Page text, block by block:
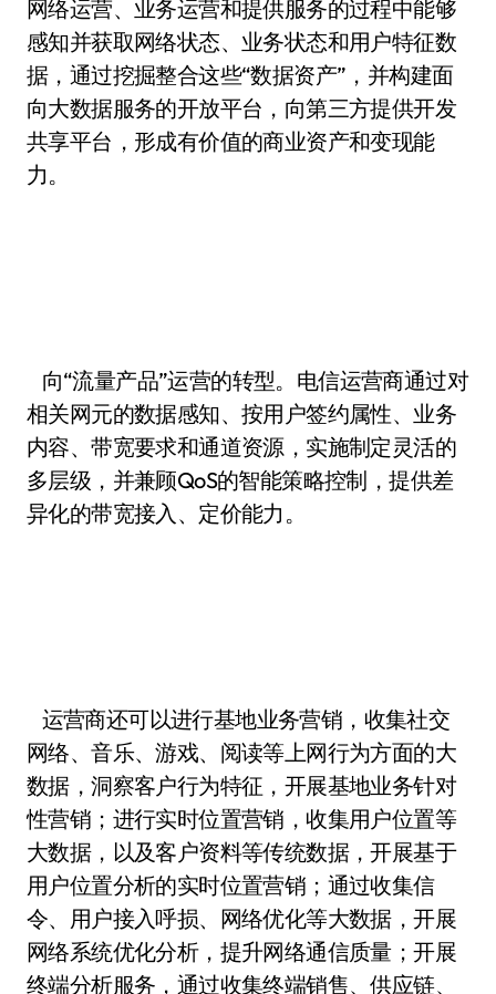
网络运营、业务运营和提供服务的过程中能够
感知并获取网络状态、业务状态和用户特征数
据，通过挖掘整合这些“数据资产”，并构建面
向大数据服务的开放平台，向第三方提供开发
共享平台，形成有价值的商业资产和变现能
力。
向“流量产品”运营的转型。电信运营商通过对
相关网元的数据感知、按用户签约属性、业务
内容、带宽要求和通道资源，实施制定灵活的
多层级，并兼顾QoS的智能策略控制，提供差
异化的带宽接入、定价能力。
运营商还可以进行基地业务营销，收集社交
网络、音乐、游戏、阅读等上网行为方面的大
数据，洞察客户行为特征，开展基地业务针对
性营销；进行实时位置营销，收集用户位置等
大数据，以及客户资料等传统数据，开展基于
用户位置分析的实时位置营销；通过收集信
令、用户接入呼损、网络优化等大数据，开展
网络系统优化分析，提升网络通信质量；开展
终端分析服务，通过收集终端销售、供应链、